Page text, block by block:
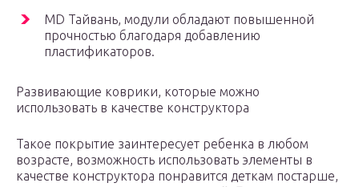
MD Тайвань, модули обладают повышенной
прочностью благодаря добавлению
пластификаторов.
Развивающие коврики, которые можно
использовать в качестве конструктора
Такое покрытие заинтересует ребенка в любом
возрасте, возможность использовать элементы в
качестве конструктора понравится деткам постарше,